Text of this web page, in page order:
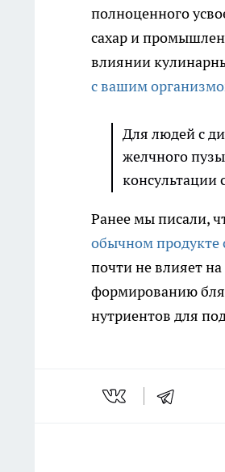
полноценного
сахар и
влиянии
с вашим
Для людей с
желчного
консультации
Ранее мы писали,
обычном продукте
почти не влияет
формированию
нутриентов для